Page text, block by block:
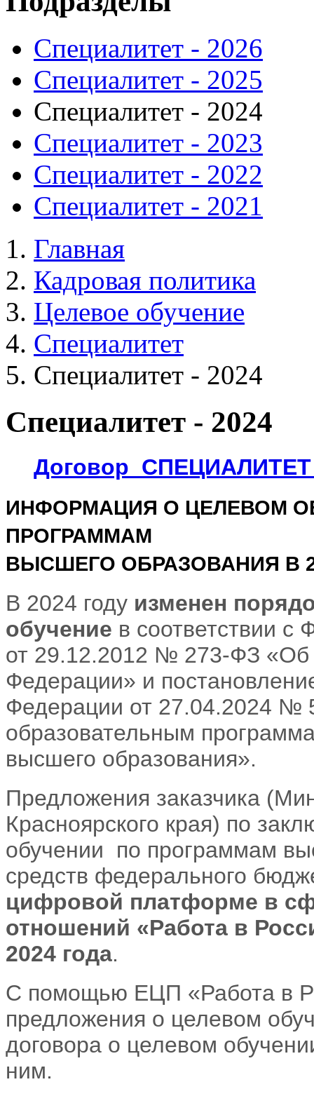
Специалитет - 2026
Специалитет - 2025
Специалитет - 2024
Специалитет - 2023
Специалитет - 2022
Специалитет - 2021
Главная
Кадровая политика
Целевое обучение
Специалитет
Специалитет - 2024
Специалитет - 2024
ИНФОРМАЦИЯ О ЦЕЛЕВОМ
ПРОГРАММАМ
ВЫСШЕГО ОБРАЗОВАНИЯ В
В 2024 году изменен
обучение в соответствии
от 29.12.2012 № 273-ФЗ «Об
Федерации» и
Федерации от 27.04.2024 №
образовательным
высшего образования».
Предложения заказчика
Красноярского края) по
обучении по программам
средств федерального
цифровой платформе в
отношений «Работа в
2024 года.
С помощью ЕЦП «Работа в
предложения о целевом
договора о целевом
ним.